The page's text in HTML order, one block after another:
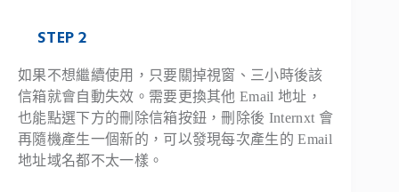
STEP 2
如果不想繼續使用，只要關掉視窗、三小時後該
信箱就會自動失效。需要更換其他 Email 地址，
也能點選下方的刪除信箱按鈕，刪除後 Internxt 會
再隨機產生一個新的，可以發現每次產生的 Email
地址域名都不太一樣。